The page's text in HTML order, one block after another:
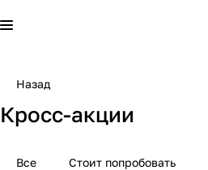
Назад
Кросс-акции
Все Стоит попробовать